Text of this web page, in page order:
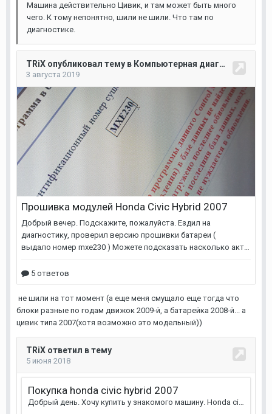
Машина действительно Цивик, и там может быть много
чего. К тому непонятно, шили не шили. Что там по
диагностике.
не шили на тот момент (а еще меня смущало еще тогда что
блоки разные по годам движок 2009-й, а батарейка 2008-й... а
цивик типа 2007(хотя возможно это модельный))